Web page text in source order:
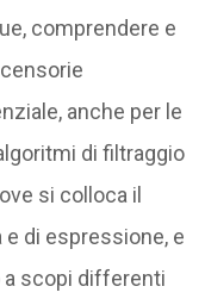
comprendere e
anche per le
di filtraggio
si colloca il
di espressione, e
scopi differenti